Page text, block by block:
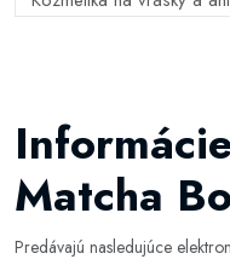
Matcha
Predávajú nasledujúce